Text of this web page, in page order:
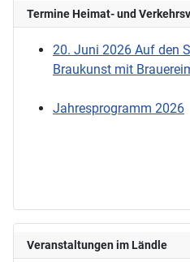
Termine Heimat- und
20. Juni 2026 Auf den
Braukunst mit
Jahresprogramm 2026
Veranstaltungen im Ländle